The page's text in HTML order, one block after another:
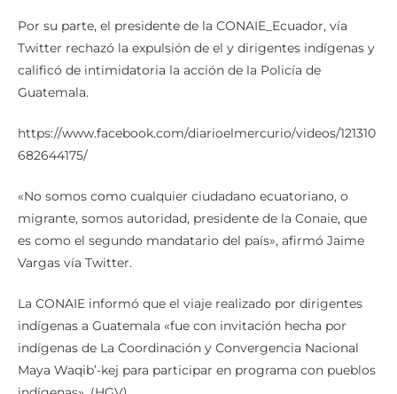
Por su parte, el presidente de la CONAIE_Ecuador, vía
Twitter rechazó la expulsión de el y dirigentes indígenas y
calificó de intimidatoria la acción de la Policía de
Guatemala.
https://www.facebook.com/diarioelmercurio/videos/121310
682644175/
«No somos como cualquier ciudadano ecuatoriano, o
migrante, somos autoridad, presidente de la Conaie, que
es como el segundo mandatario del país», afirmó Jaime
Vargas vía Twitter.
La CONAIE informó que el viaje realizado por dirigentes
indígenas a Guatemala «fue con invitación hecha por
indígenas de La Coordinación y Convergencia Nacional
Maya Waqib’-kej para participar en programa con pueblos